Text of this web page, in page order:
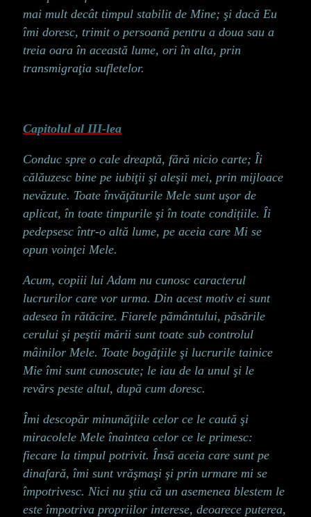
mai mult decât timpul stabilit de Mine; şi dacă Eu
îmi doresc, trimit o persoană pentru a doua sau a
treia oara în această lume, ori în alta, prin
transmigraţia sufletelor.
Capitolul al III-lea
Conduc spre o cale dreaptă, fără nicio carte; Îi
călăuzesc bine pe iubiţii şi aleşii mei, prin mijloace
nevăzute. Toate învăţăturile Mele sunt uşor de
aplicat, în toate timpurile şi în toate condițiile. Îi
pedepsesc într-o altă lume, pe aceia care Mi se
opun voinţei Mele.
Acum, copiii lui Adam nu cunosc caracterul
lucrurilor care vor urma. Din acest motiv ei sunt
adesea în rătăcire. Fiarele pământului, păsările
cerului şi peştii mării sunt toate sub controlul
mâinilor Mele. Toate bogăţiile şi lucrurile tainice
Mie îmi sunt cunoscute; le iau de la unul şi le
revărs peste altul, după cum doresc.
Îmi descopăr minunăţiile celor ce le caută şi
miracolele Mele înaintea celor ce le primesc:
fiecare la timpul potrivit. Însă aceia care sunt pe
dinafară, îmi sunt vrăşmaşi şi prin urmare mi se
împotrivesc. Nici nu ştiu că un asemenea blestem le
este împotriva propriilor interese, deoarece puterea,